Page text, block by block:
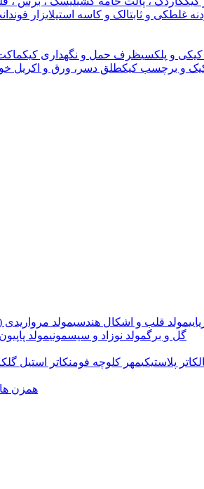
غلطکی و ثابتالک و کاسه استیلابزار
کیکی و پلکسیظرف حمل و نگهداری کیک
کیک و برچسب کیکطلق دسر، ورق و اکریل
مولد قلب و اشکال هندسیمولد
گل و برگمولد نوزاد و سیسمونیمولد
کاتر پلاستیکیمهر کلوچه فومنکاتر استیل گل
همزن